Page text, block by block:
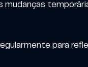
mudanças
para